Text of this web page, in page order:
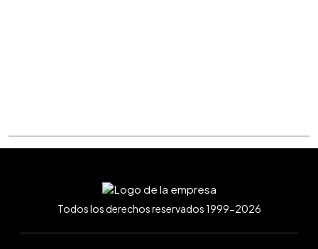
Todos los derechos reservados 1999-2026